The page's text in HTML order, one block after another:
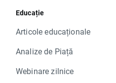
Educație
Articole educaționale
Analize de Piață
Webinare zilnice